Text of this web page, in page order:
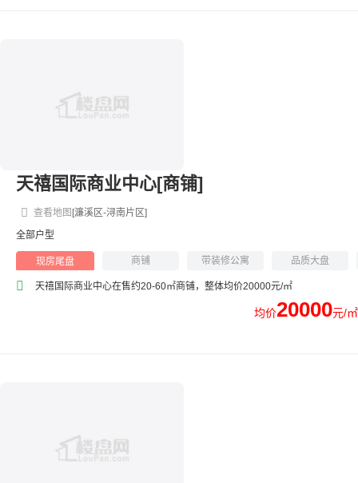
天禧国际商业中心[商铺]
[濂溪区-浔南片区]
查看地图
全部户型
现房尾盘 商铺 带装修公寓
品质大盘
环境优美
商业综合体
天禧国际商业中心在售约20-60㎡商铺，整体均价20000元/㎡
均价20000元/㎡